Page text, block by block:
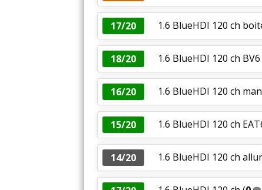
17/20 1.6 BlueHDI 120 ch
18/20 1.6 BlueHDI 120 ch
16/20 1.6 BlueHDI 120 ch
15/20 1.6 BlueHDI 120 ch
14/20 1.6 BlueHDI 120 ch